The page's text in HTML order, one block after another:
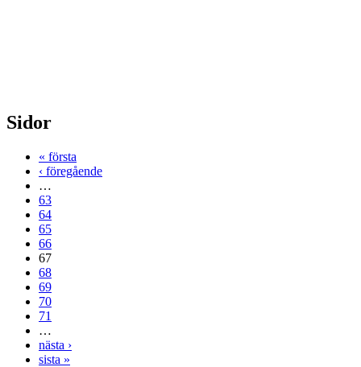
Sidor
« första
‹ föregående
…
63
64
65
66
67
68
69
70
71
…
nästa ›
sista »